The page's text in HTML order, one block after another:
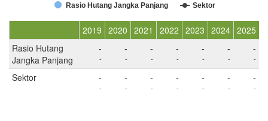
Rasio Hutang Jangka Panjang Sektor
2019 2020 2021 2022 2023 2024 2025
Rasio Hutang
Jangka Panjang
-
-
-
-
-
-
-
-
-
-
-
-
-
-
Sektor -
-
-
-
-
-
-
-
-
-
-
-
-
-